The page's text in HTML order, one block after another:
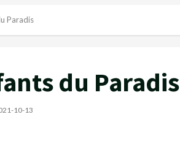
Paradis
du Paradis
10-13